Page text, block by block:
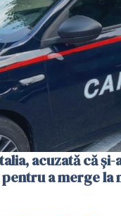
acuzată că
a merge la